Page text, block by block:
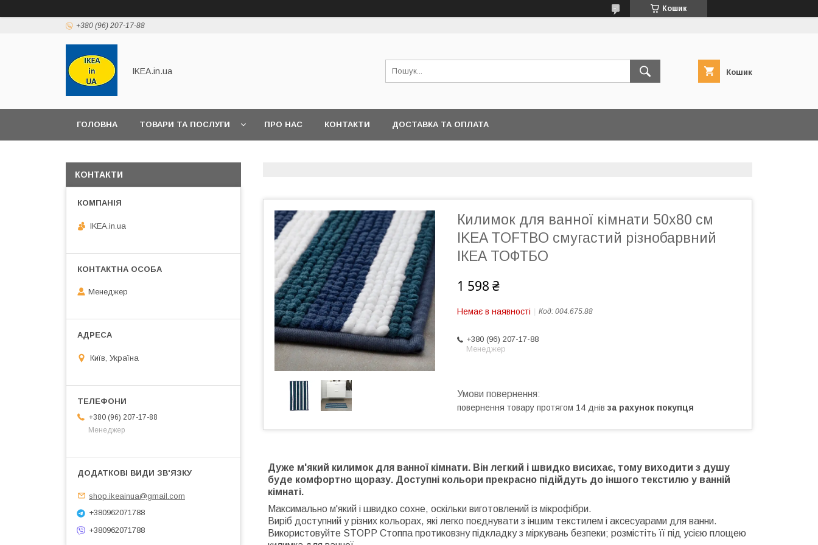
Кошик
+380 (96) 207-17-88
IKEA.in.ua Кошик
ГОЛОВНА ТОВАРИ ТА ПОСЛУГИ ПРО НАС КОНТАКТИ ДОСТАВКА ТА ОПЛАТА
Килимок для ванної кімнати 50x80 см
IKEA TOFTBO смугастий різнобарвний
ІКЕА ТОФТБО
1 598 ₴
Немає в наявності Код: 004.675.88
+380 (96) 207-17-88
Менеджер
повернення товару протягом 14 днів за рахунок покупця
Дуже м'який килимок для ванної кімнати. Він легкий і швидко висихає, тому виходити з душу
буде комфортно щоразу. Доступні кольори прекрасно підійдуть до іншого текстилю у ванній
кімнаті.
Максимально м'який і швидко сохне, оскільки виготовлений із мікрофібри.
Виріб доступний у різних кольорах, які легко поєднувати з іншим текстилем і аксесуарами для ванни.
Використовуйте STOPP Стоппа протиковзну підкладку з міркувань безпеки; розмістіть її під усією площею
КОНТАКТИ
IKEA.in.ua
Менеджер
Київ, Україна
+380 (96) 207-17-88
Менеджер
shop.ikeainua@gmail.com
+380962071788
+380962071788